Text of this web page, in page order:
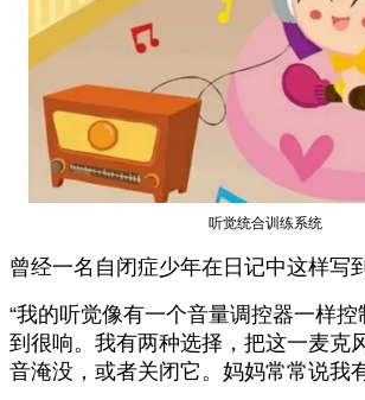
听觉统合训练系统
曾经一名自闭症少年在日记中这样写
“我的听觉像有一个音量调控器一样
到很响。我有两种选择，把这一麦克
音淹没，或者关闭它。妈妈常常说我